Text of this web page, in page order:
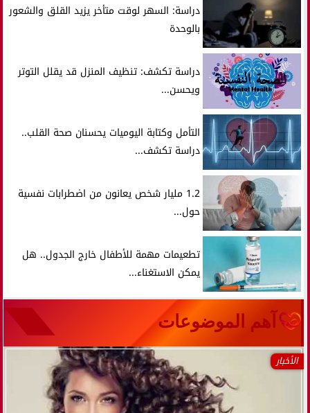
دراسة: السهر لوقت متأخر يزيد القلق والشعور
بالوحدة
دراسة تكشف: تنظيف المنزل قد يقلل التوتر
ويحسن...
التأمل وكتابة اليوميات يحسنان صحة القلب..
دراسة تكشف...
1.2 مليار شخص يعانون من اضطرابات نفسية
حول...
تطعيمات مهمة للأطفال خارج الجدول.. هل
يمكن الاستغناء...
آهم الموضوعات
الأخبار